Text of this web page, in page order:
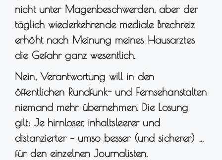
nicht unter Magenbeschwerden, aber der
täglich wiederkehrende mediale Brechreiz
erhöht nach Meinung meines Hausarztes
die Gefahr ganz wesentlich.
Nein, Verantwortung will in den
öffentlichen Rundfunk- und Fernsehanstalten
niemand mehr übernehmen. Die Losung
gilt: Je hirnloser, inhaltsleerer und
distanzierter – umso besser (und sicherer) …
für den einzelnen Journalisten.